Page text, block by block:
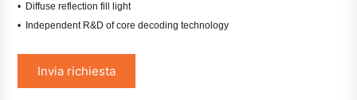
• Diffuse reflection fill light
• Independent R&D of core decoding technology
Invia richiesta